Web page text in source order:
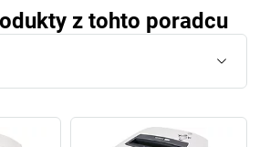
z tohto poradcu